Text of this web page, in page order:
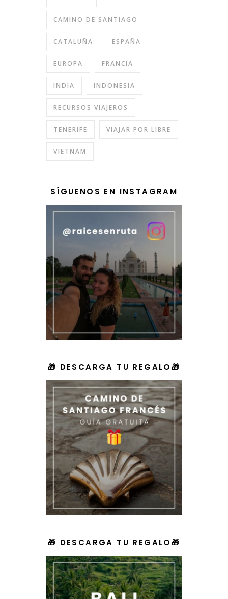
CAMINO DE SANTIAGO
CATALUÑA ESPAÑA
EUROPA FRANCIA
INDIA INDONESIA
RECURSOS VIAJEROS
TENERIFE VIAJAR POR LIBRE
VIETNAM
SÍGUENOS EN INSTAGRAM
🎁 DESCARGA TU REGALO🎁
🎁 DESCARGA TU REGALO🎁